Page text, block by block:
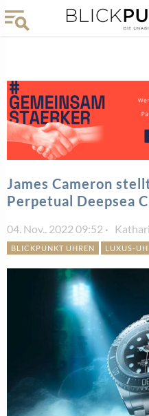
James Cameron
Perpetual Deepsea
04. Nov.. 2022 09:52
BLICKPUNKT UHREN LUXUS-